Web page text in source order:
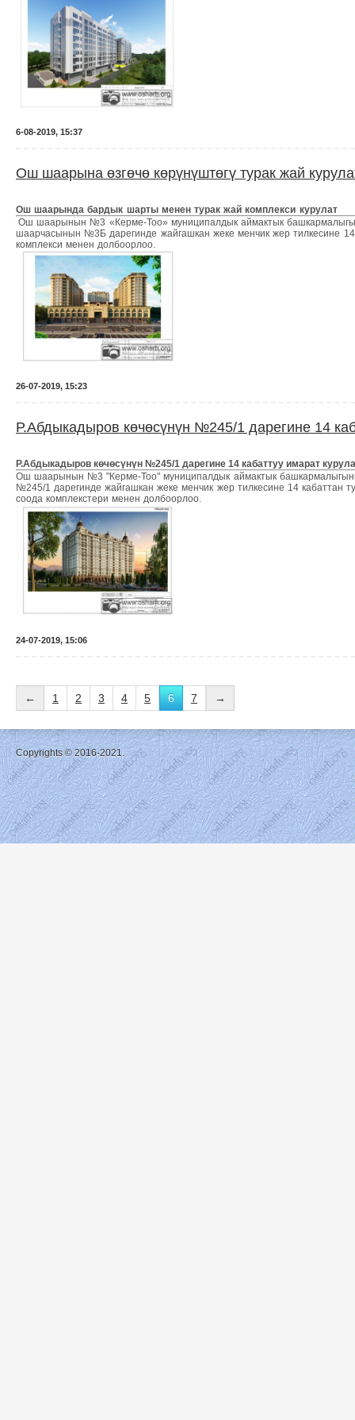
6-08-2019, 15:37
Ош шаарына өзгөчө көрүнүштөгү турак жай
Ош шаарында бардык шарты менен турак жай комплекси курулат
Ош шаарынын №3 «Керме-Тоо» муниципалдык аймактык
шаарчасынын №3Б дарегинде жайгашкан жеке менчик жер тилкесине 14
комплекси менен долбоорлоо.
26-07-2019, 15:23
Р.Абдыкадыров көчөсүнүн №245/1 дарегине 14
Р.Абдыкадыров көчөсүнүн №245/1 дарегине 14 кабаттуу имарат
Ош шаарынын №3 "Керме-Тоо" муниципалдык аймактык
№245/1 дарегинде жайгашкан жеке менчик жер тилкесине 14 кабаттан
соода комплекстери менен долбоорлоо.
24-07-2019, 15:06
← 1 2 3 4 5 6 7 →
Copyrights © 2016-2021.